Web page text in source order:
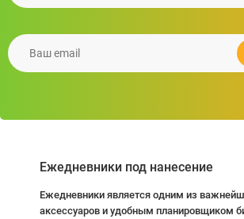
Подробнее
Ежедневники под нанесение
Ежедневники является одним из
аксессуаров и удобным планировщиком